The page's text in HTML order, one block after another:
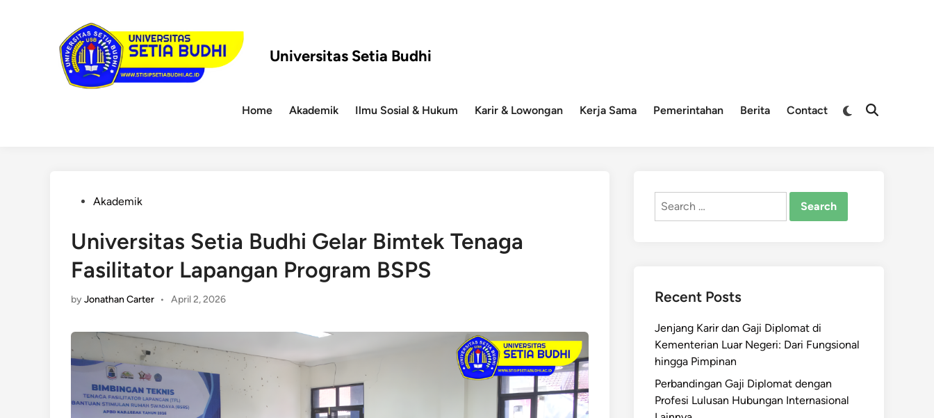
Universitas Setia Budhi
Home Akademik Ilmu Sosial & Hukum Karir & Lowongan Kerja Sama Pemerintahan Berita Contact
Switch
Open
PostedAkademik
Universitas Setia Budhi Gelar Bimtek Tenaga
Fasilitator Lapangan Program BSPS
byJonathan Carter • April 2, 2026
Search
Recent Posts
Jenjang Karir dan Gaji Diplomat di
Kementerian Luar Negeri: Dari Fungsional
hingga Pimpinan
Perbandingan Gaji Diplomat dengan
Profesi Lulusan Hubungan Internasional